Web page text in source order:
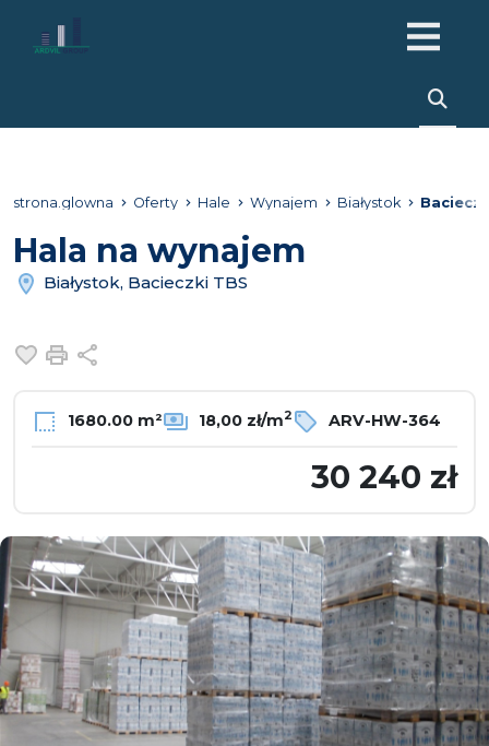
strona.glowna Oferty Hale Wynajem Białystok
Hala na wynajem
Białystok, Bacieczki TBS
Dodaj do ulubionych
Drukuj
1680.00 m² 18,00 zł/m2 ARV-HW-364
30 240 zł